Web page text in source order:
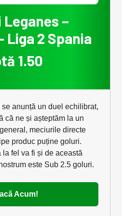
–
Liga 2 Spania
1.50
anunță un duel echilibrat,
că ne și așteptăm la un
meciurile directe
produc puține goluri.
la fel va fi și de această
este Sub 2.5 goluri.
Acum!